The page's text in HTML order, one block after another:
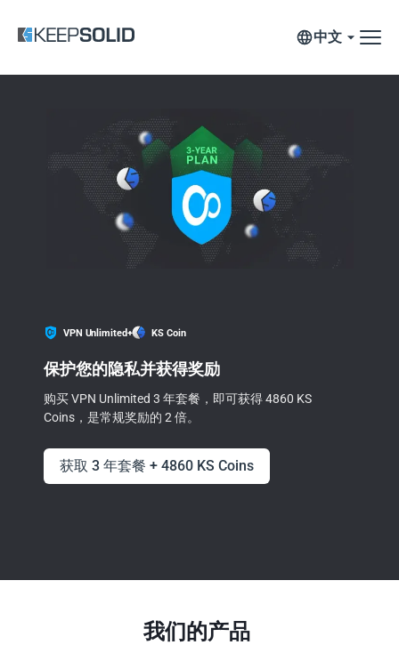
中文
VPN Unlimited+ KS Coin
保护您的隐私并获得奖励
购买 VPN Unlimited 3 年套餐，即可获得 4860 KS
Coins，是常规奖励的 2 倍。
获取 3 年套餐 + 4860 KS Coins
我们的产品